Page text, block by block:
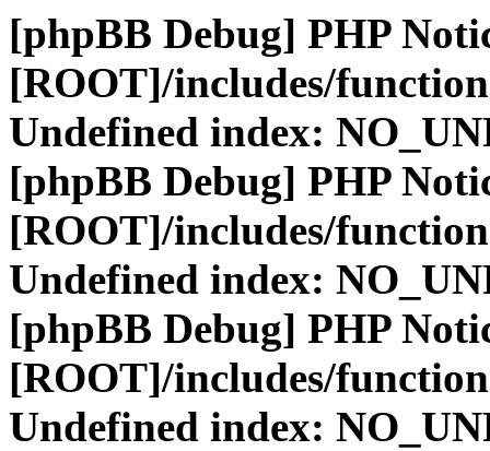
[phpBB Debug] PHP
[ROOT]/includes/
Undefined index:
[phpBB Debug] PHP
[ROOT]/includes/
Undefined index:
[phpBB Debug] PHP
[ROOT]/includes/
Undefined index: